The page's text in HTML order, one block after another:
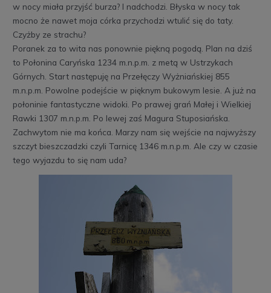
w nocy miała przyjść burza? I nadchodzi. Błyska w nocy tak
mocno że nawet moja córka przychodzi wtulić się do taty.
Czyżby ze strachu?
Poranek za to wita nas ponownie piękną pogodą. Plan na dziś
to Połonina Caryńska 1234 m.n.p.m. z metą w Ustrzykach
Górnych. Start następuję na Przełęczy Wyżniańskiej 855
m.n.p.m. Powolne podejście w pięknym bukowym lesie. A już na
połoninie fantastyczne widoki. Po prawej grań Małej i Wielkiej
Rawki 1307 m.n.p.m. Po lewej zaś Magura Stuposiańska.
Zachwytom nie ma końca. Marzy nam się wejście na najwyższy
szczyt bieszczadzki czyli Tarnicę 1346 m.n.p.m. Ale czy w czasie
tego wyjazdu to się nam uda?